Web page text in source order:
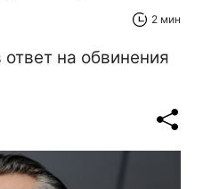
2 мин
ответ на обвинения